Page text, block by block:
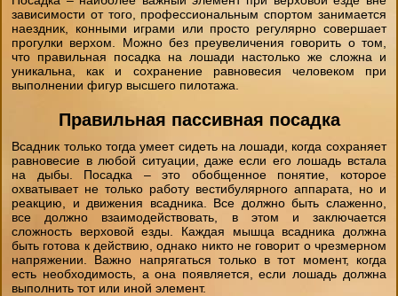
зависимости от того, профессиональным спортом занимается
наездник, конными играми или просто регулярно совершает
прогулки верхом. Можно без преувеличения говорить о том,
что правильная посадка на лошади настолько же сложна и
уникальна, как и сохранение равновесия человеком при
выполнении фигур высшего пилотажа.
Правильная пассивная посадка
Всадник только тогда умеет сидеть на лошади, когда сохраняет
равновесие в любой ситуации, даже если его лошадь встала
на дыбы. Посадка – это обобщенное понятие, которое
охватывает не только работу вестибулярного аппарата, но и
реакцию, и движения всадника. Все должно быть слаженно,
все должно взаимодействовать, в этом и заключается
сложность верховой езды. Каждая мышца всадника должна
быть готова к действию, однако никто не говорит о чрезмерном
напряжении. Важно напрягаться только в тот момент, когда
есть необходимость, а она появляется, если лошадь должна
выполнить тот или иной элемент.
Чёрный Список
Бесплатный постой лошадей
Техника Безопасности
"День на конюшне" (будни)
Экспресс- обучение за 4 часа
Лакомства для животных
Как одеваться на конную прогулку
Вопросы-ответы
Стили верховой езды
Советы
Школа лошади
Ветеринария
Амуниция лошадей
Подбор лошади параметры
Домик в аренду